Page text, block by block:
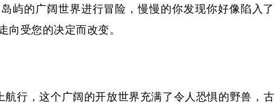
屿的广阔世界进行冒险，慢慢的你发现你好像陷入了
受您的决定而改变。
行，这个广阔的开放世界充满了令人恐惧的野兽，古